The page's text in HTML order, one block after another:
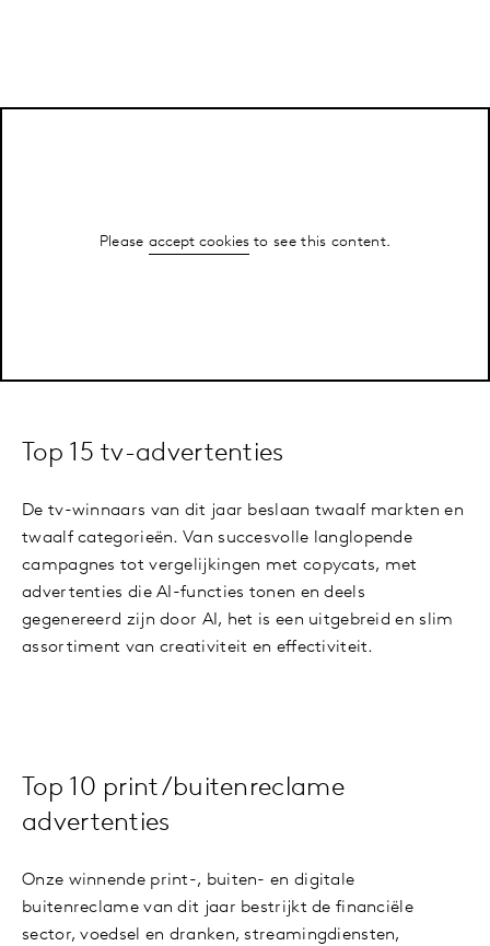
Please accept cookiesto see this content.
Top 15 tv-advertenties
De tv-winnaars van dit jaar beslaan twaalf markten en
twaalf categorieën. Van succesvolle langlopende
campagnes tot vergelijkingen met copycats, met
advertenties die AI-functies tonen en deels
gegenereerd zijn door AI, het is een uitgebreid en slim
assortiment van creativiteit en effectiviteit.
Top 10 print/buitenreclame
advertenties
Onze winnende print-, buiten- en digitale
buitenreclame van dit jaar bestrijkt de financiële
sector, voedsel en dranken, streamingdiensten,